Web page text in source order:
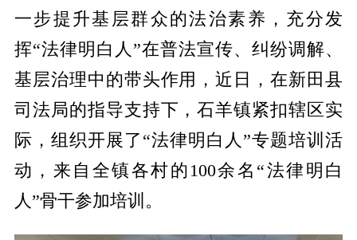
一步提升基层群众的法治素养，充分发
挥“法律明白人”在普法宣传、纠纷调解、
基层治理中的带头作用，近日，在新田县
司法局的指导支持下，石羊镇紧扣辖区实
际，组织开展了“法律明白人”专题培训活
动，来自全镇各村的100余名“法律明白
人”骨干参加培训。